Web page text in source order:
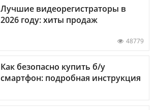
Лучшие видеорегистраторы в
2026 году: хиты продаж
48779
Как безопасно купить б/у
смартфон: подробная инструкция